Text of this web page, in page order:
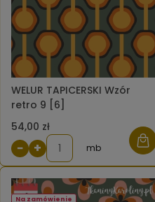
WELUR TAPICERSKI Wzór
retro 9 [6]
54,00 zł
− + mb
Na zamówienie